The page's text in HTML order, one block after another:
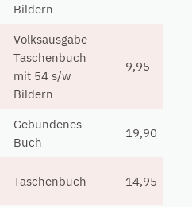
Bildern
Volksausgabe
Taschenbuch
mit 54 s/w
Bildern
9,95
Gebundenes
Buch
19,90
Taschenbuch 14,95